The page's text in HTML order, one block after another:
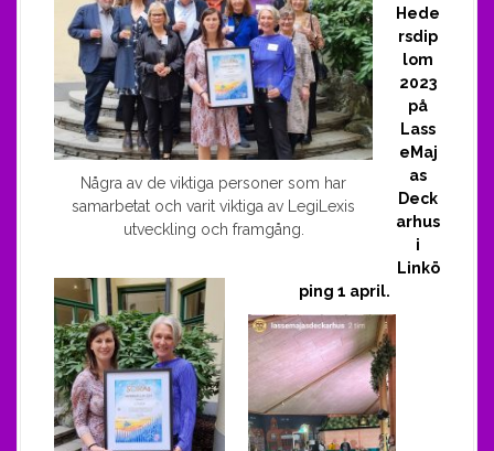
Några av de viktiga personer som har
samarbetat och varit viktiga av LegiLexis
utveckling och framgång.
Hede
rsdip
lom
2023
på
Lass
eMaj
as
Deck
arhus
i
Linkö
ping 1 april.